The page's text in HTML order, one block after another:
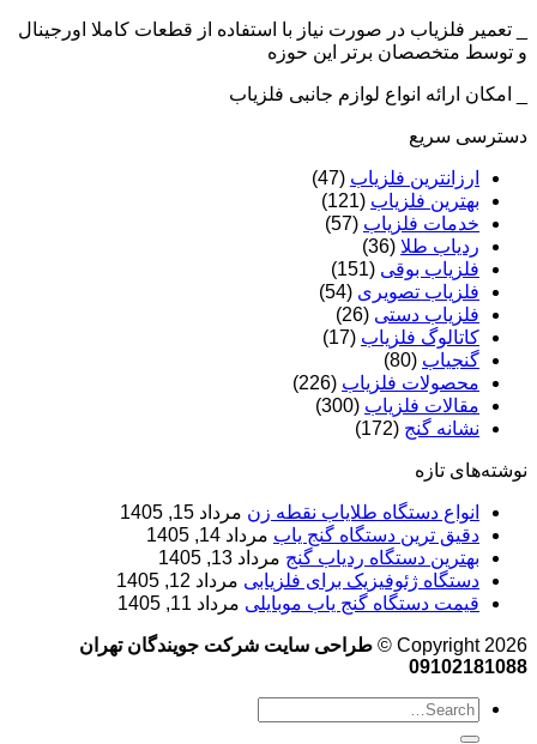
_ تعمیر فلزیاب در صورت نیاز با استفاده از قطعات کاملا اورجینال
و توسط متخصصان برتر این حوزه
_ امکان ارائه انواع لوازم جانبی فلزیاب
دسترسی سریع
ارزانترین فلزیاب (47)
بهترین فلزیاب (121)
خدمات فلزیاب (57)
ردیاب طلا (36)
فلزیاب بوقی (151)
فلزیاب تصویری (54)
فلزیاب دستی (26)
کاتالوگ فلزیاب (17)
گنجیاب (80)
محصولات فلزیاب (226)
مقالات فلزیاب (300)
نشانه گنج (172)
نوشته‌های تازه
انواع دستگاه طلایاب نقطه زن مرداد 15, 1405
دقیق ترین دستگاه گنج یاب مرداد 14, 1405
بهترین دستگاه ردیاب گنج مرداد 13, 1405
دستگاه ژئوفیزیک برای فلزیابی مرداد 12, 1405
قیمت دستگاه گنج یاب موبایلی مرداد 11, 1405
Copyright 2026 ©
طراحی سایت شرکت جویندگان تهران
09102181088